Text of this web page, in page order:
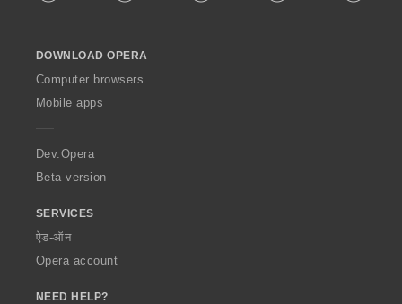
w
O
p
a
DOWNLOAD OPERA
Computer browsers
Mobile apps
Dev.Opera
Beta version
SERVICES
ऐड-ऑन
Opera account
NEED HELP?